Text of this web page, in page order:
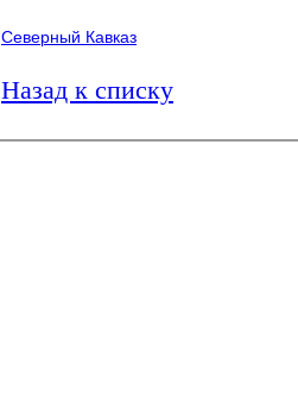
Северный Кавказ
Назад к списку